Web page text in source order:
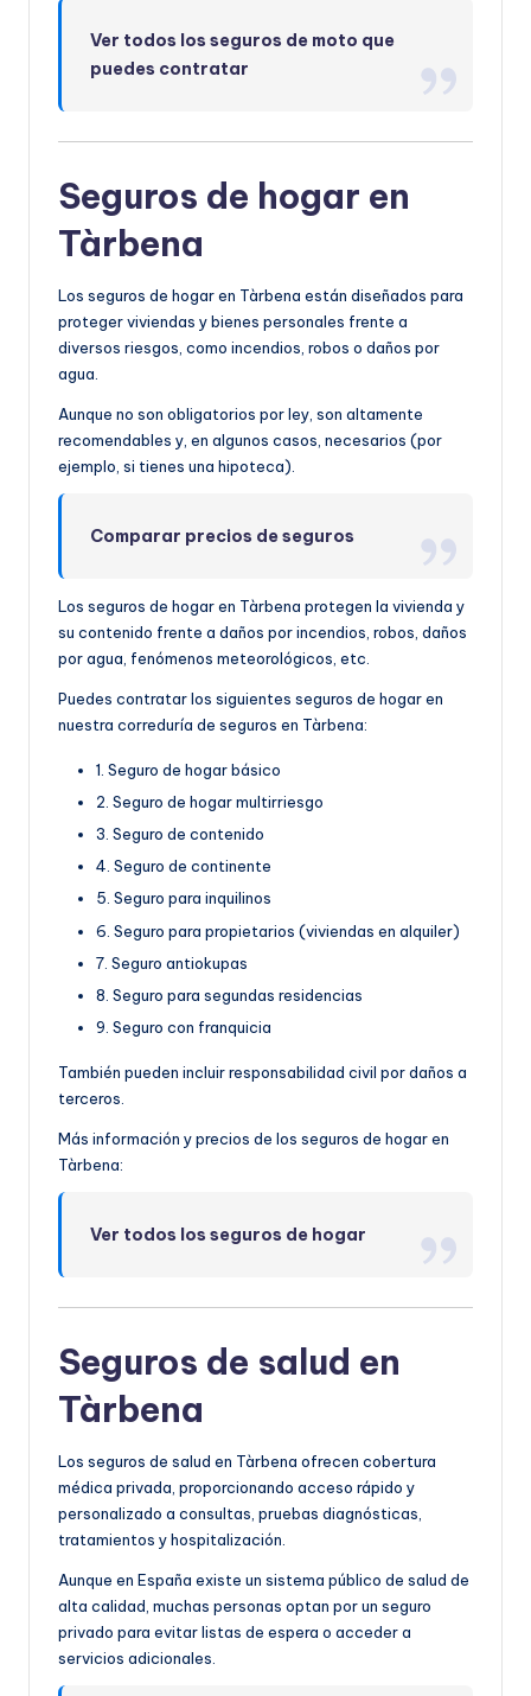
Ver todos los seguros de moto que
puedes contratar
Seguros de hogar en
Tàrbena
Los seguros de hogar en Tàrbena están diseñados para
proteger viviendas y bienes personales frente a
diversos riesgos, como incendios, robos o daños por
agua.
Aunque no son obligatorios por ley, son altamente
recomendables y, en algunos casos, necesarios (por
ejemplo, si tienes una hipoteca).
Comparar precios de seguros
Los seguros de hogar en Tàrbena protegen la vivienda y
su contenido frente a daños por incendios, robos, daños
por agua, fenómenos meteorológicos, etc.
Puedes contratar los siguientes seguros de hogar en
nuestra correduría de seguros en Tàrbena:
1. Seguro de hogar básico
2. Seguro de hogar multirriesgo
3. Seguro de contenido
4. Seguro de continente
5. Seguro para inquilinos
6. Seguro para propietarios (viviendas en alquiler)
7. Seguro antiokupas
8. Seguro para segundas residencias
9. Seguro con franquicia
También pueden incluir responsabilidad civil por daños a
terceros.
Más información y precios de los seguros de hogar en
Tàrbena:
Ver todos los seguros de hogar
Seguros de salud en
Tàrbena
Los seguros de salud en Tàrbena ofrecen cobertura
médica privada, proporcionando acceso rápido y
personalizado a consultas, pruebas diagnósticas,
tratamientos y hospitalización.
Aunque en España existe un sistema público de salud de
alta calidad, muchas personas optan por un seguro
privado para evitar listas de espera o acceder a
servicios adicionales.